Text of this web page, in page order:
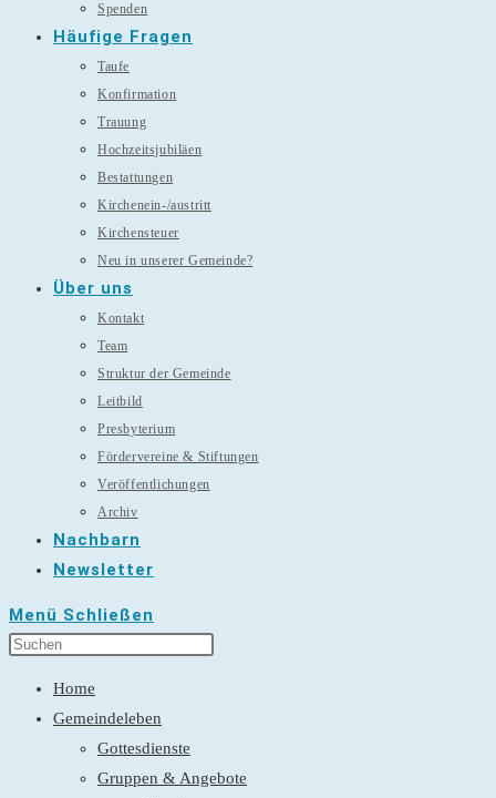
Spenden
Häufige Fragen
Taufe
Konfirmation
Trauung
Hochzeitsjubiläen
Bestattungen
Kirchenein-/austritt
Kirchensteuer
Neu in unserer Gemeinde?
Über uns
Kontakt
Team
Struktur der Gemeinde
Leitbild
Presbyterium
Fördervereine & Stiftungen
Veröffentlichungen
Archiv
Nachbarn
Newsletter
Menü Schließen
Home
Gemeindeleben
Gottesdienste
Gruppen & Angebote